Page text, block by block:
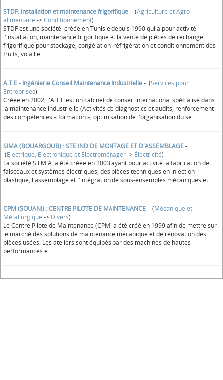
STDF: installation et maintenance frigorifique- (Agriculture et Agro-
alimentaire ->Conditionnement)
STDF est une société créée en Tunisie depuis 1990 qui a pour activité
l'installation, maintenance frigorifique et la vente de pièces de rechange
frigorifique pour stockage, congélation, réfrigération et conditionnement des
fruits, volaille...
A.T.E - Ingénierie Conseil Maintenance Industrielle- (Services pour
Entreprises)
Créée en 2002, l'A.T.E est un cabinet de conseil international spécialisé dans
la maintenance industrielle (Activités de diagnostics et audits, renforcement
des compétences « formation », optimisation de l'organisation du se...
SIMA (BOUARGOUB) : STE IND DE MONTAGE ET D'ASSEMBLAGE-
(Electrique, Electronique et Electroménager-> Électricité)
La société S.I.M.A. a été créée en 2003 ayant pour activité la fabrication de
faisceaux et systèmes électriques, des pièces techniques en injection
plastique, l'assemblage et l'intégration de sous-ensembles mécaniques et...
CPM (SOUANI) : CENTRE PILOTE DE MAINTENANCE- (Mécanique et
Métallurgique -> Divers)
Le Centre Pilote de Maintenance (CPM) a été créé en 1999 afin de mettre sur
le marché des solutions de maintenance mécanique et de rénovation des
pièces usées. Les ateliers sont équipés par des machines de hautes
performances e...